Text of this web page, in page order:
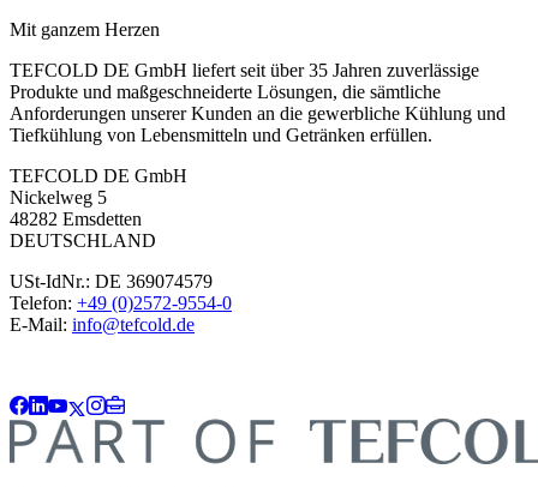
Mit ganzem Herzen
TEFCOLD DE GmbH liefert seit über 35 Jahren zuverlässige
Produkte und maßgeschneiderte Lösungen, die sämtliche
Anforderungen unserer Kunden an die gewerbliche Kühlung und
Tiefkühlung von Lebensmitteln und Getränken erfüllen.
TEFCOLD DE GmbH
Nickelweg 5
48282 Emsdetten
DEUTSCHLAND
USt-IdNr.: DE 369074579
Telefon: +49 (0)2572-9554-0
E-Mail: info@tefcold.de